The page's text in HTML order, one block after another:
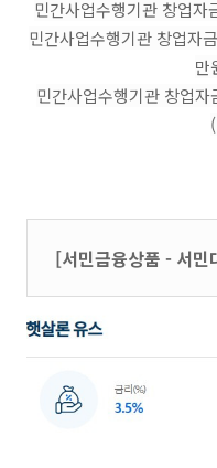
민간사업수행기관 창업자
민간사업수행기관 창업자
만
민간사업수행기관 창업
[서민금융상품 - 서민